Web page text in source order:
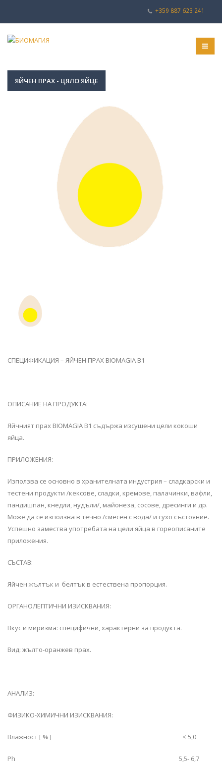
+359 887 623 241
ЯЙЧЕН ПРАХ - ЦЯЛО ЯЙЦЕ
СПЕЦИФИКАЦИЯ – ЯЙЧЕН ПРАХ BIOMAGIA B1
ОПИСАНИЕ НА ПРОДУКТА:
Яйчният прах BIOMAGIA B1 съдържа изсушени цели кокоши
яйца.
ПРИЛОЖЕНИЯ:
Използва се основно в хранителната индустрия – сладкарски и
тестени продукти /кексове, сладки, кремове, палачинки, вафли,
пандишпан, кнедли, нудъли/, майонеза, сосове, дресинги и др.
Може да се използва в течно /смесен с вода/ и сухо състояние.
Успешно замества употребата на цели яйца в гореописаните
приложения.
СЪСТАВ:
Яйчен жълтък и белтък в естествена пропорция.
ОРГАНОЛЕПТИЧНИ ИЗИСКВАНИЯ:
Вкус и миризма: специфични, характерни за продукта.
Вид: жълто-оранжев прах.
АНАЛИЗ:
ФИЗИКО-ХИМИЧНИ ИЗИСКВАНИЯ:
Влажност [ % ] < 5,0
Ph 5,5- 6,7